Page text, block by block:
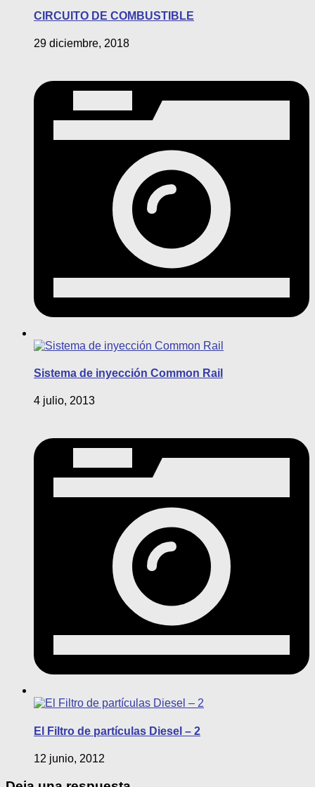
CIRCUITO DE COMBUSTIBLE
29 diciembre, 2018
Sistema de inyección Common Rail
4 julio, 2013
El Filtro de partículas Diesel – 2
12 junio, 2012